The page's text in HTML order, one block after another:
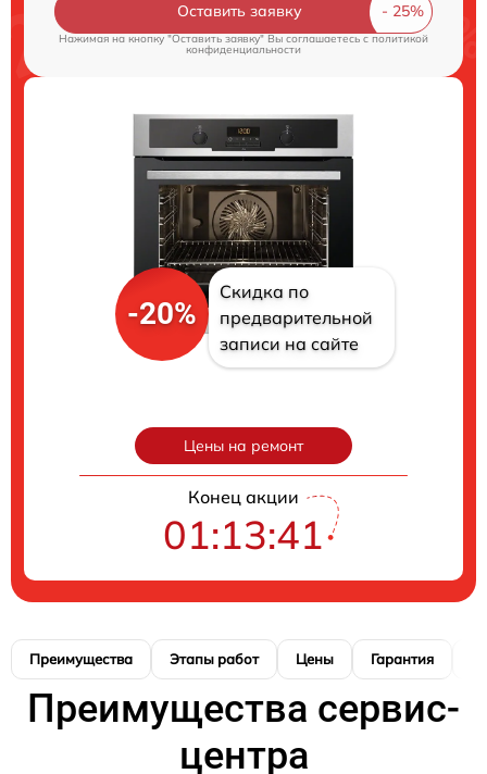
Оставить заявку
Нажимая на кнопку "Оставить заявку" Вы соглашаетесь c политикой
конфиденциальности
-20%
Скидка по
предварительной
записи на сайте
Цены на ремонт
Конец акции
01:13:40
Преимущества Этапы работ Цены Гарантия
Преимущества сервис-
центра